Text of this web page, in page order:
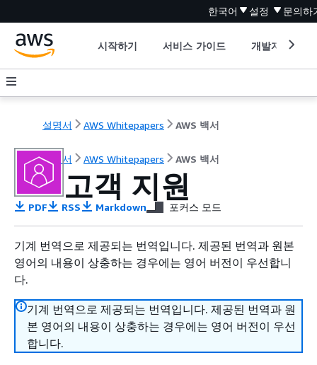
한국어 설정 문의하
시작하기 서비스 가이드 개발자 도구
설명서 AWS Whitepapers AWS 백서
설명서 AWS Whitepapers AWS 백서
고객 지원
PDF RSS Markdown 포커스 모드
기계 번역으로 제공되는 번역입니다. 제공된 번역과 원본
영어의 내용이 상충하는 경우에는 영어 버전이 우선합니
다.
기계 번역으로 제공되는 번역입니다. 제공된 번역과 원
본 영어의 내용이 상충하는 경우에는 영어 버전이 우선
합니다.